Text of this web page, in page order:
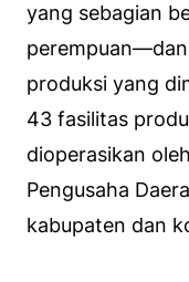
yang sebagian
produksi yang
43 fasilitas
dioperasikan
Pengusaha
kabupaten dan